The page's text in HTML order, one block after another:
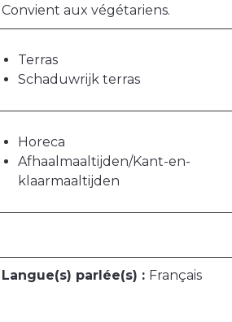
Convient aux végétariens.
Terras
Schaduwrijk terras
Horeca
Afhaalmaaltijden/Kant-en-
klaarmaaltijden
Langue(s) parlée(s) : Français